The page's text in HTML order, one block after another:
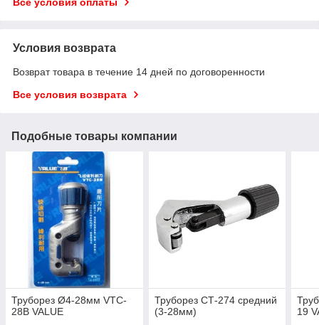
Условия возврата
Возврат товара в течение 14 дней по договоренности
Все условия возврата
Подобные товары компании
Труборез Ø4-28мм VTC-
28B VALUE
Труборез СТ-274 средний
(3-28мм)
19